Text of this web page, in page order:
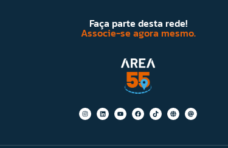
Faça parte desta rede!
Associe-se agora mesmo.